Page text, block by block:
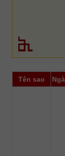
Tên sao